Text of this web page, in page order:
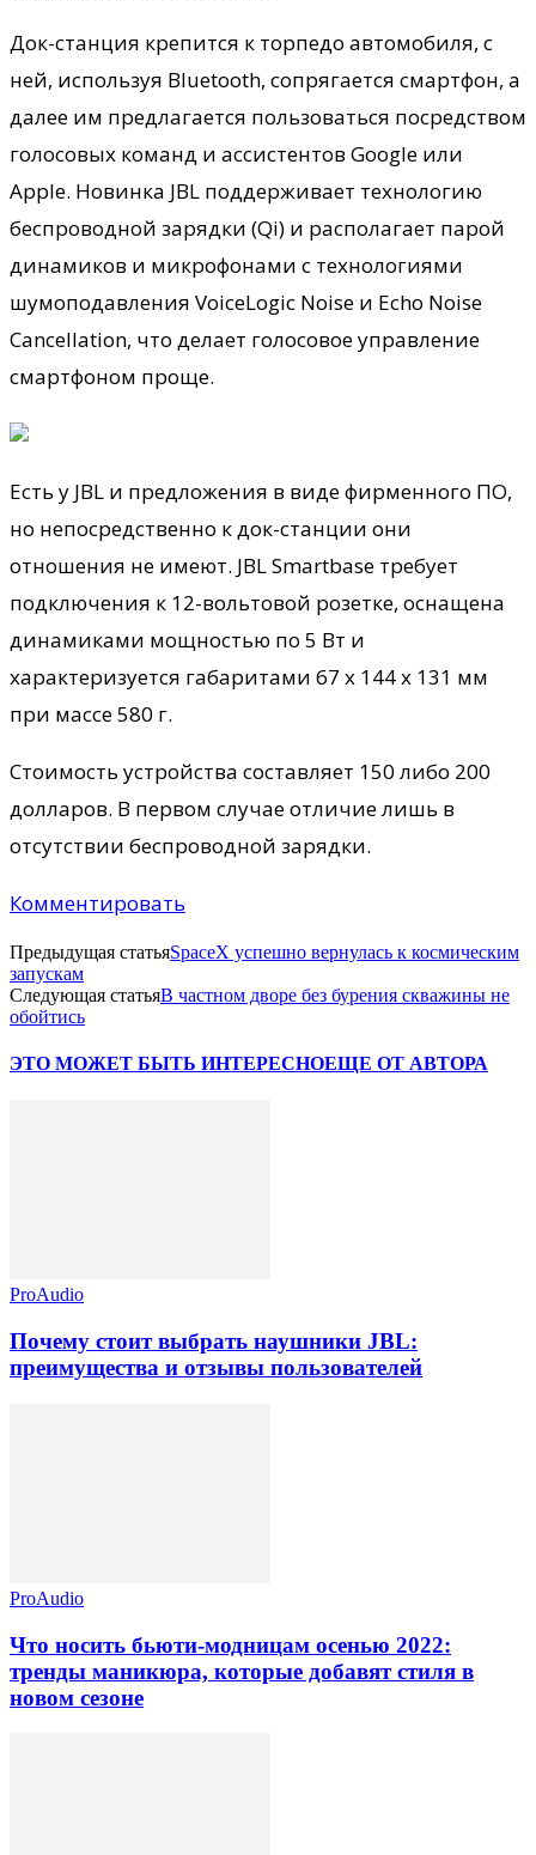
Док-станция крепится к торпедо автомобиля, с
ней, используя Bluetooth, сопрягается смартфон, а
далее им предлагается пользоваться посредством
голосовых команд и ассистентов Google или
Apple. Новинка JBL поддерживает технологию
беспроводной зарядки (Qi) и располагает парой
динамиков и микрофонами с технологиями
шумоподавления VoiceLogic Noise и Echo Noise
Cancellation, что делает голосовое управление
смартфоном проще.
Есть у JBL и предложения в виде фирменного ПО,
но непосредственно к док-станции они
отношения не имеют. JBL Smartbase требует
подключения к 12-вольтовой розетке, оснащена
динамиками мощностью по 5 Вт и
характеризуется габаритами 67 х 144 х 131 мм
при массе 580 г.
Стоимость устройства составляет 150 либо 200
долларов. В первом случае отличие лишь в
отсутствии беспроводной зарядки.
Комментировать
Предыдущая статьяSpaceX успешно вернулась к космическим
запускам
Следующая статьяВ частном дворе без бурения скважины не
обойтись
ЭТО МОЖЕТ БЫТЬ ИНТЕРЕСНОЕЩЕ ОТ АВТОРА
ProAudio
Почему стоит выбрать наушники JBL:
преимущества и отзывы пользователей
ProAudio
Что носить бьюти-модницам осенью 2022:
тренды маникюра, которые добавят стиля в
новом сезоне